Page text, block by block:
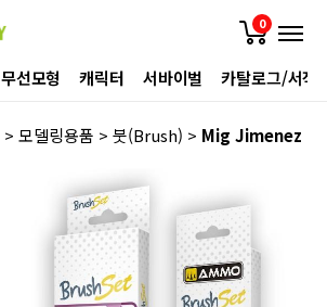
0
무선모형 캐릭터 서바이벌 카탈로그/서적
>모델링용품 >붓(Brush) > Mig Jimenez